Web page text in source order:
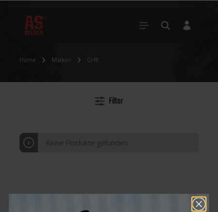
Home Marken GHK
Filter
Keine Produkte gefunden.